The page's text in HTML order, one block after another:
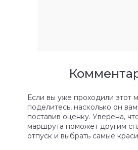
Если вы уже проходили этот
поделитесь, насколько он
поставив оценку. Уверена,
маршрута поможет другим
отпуск и выбрать самые